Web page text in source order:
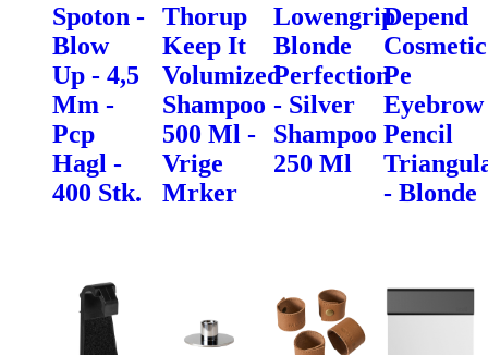
Spoton -
Blow
Up - 4,5
Mm -
Pcp
Hagl -
400 Stk.
Thorup
Keep It
Volumized
Shampoo
500 Ml -
Vrige
Mrker
Lowengrip
Blonde
Perfection
- Silver
Shampoo
250 Ml
Depend
Cosmetic
Pe
Eyebrow
Pencil
- Blonde